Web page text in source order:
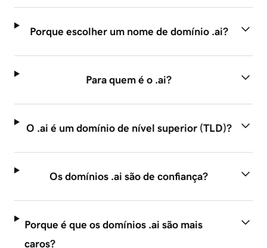
Porque escolher um nome de domínio .ai?
Para quem é o .ai?
O .ai é um domínio de nível superior (TLD)?
Os domínios .ai são de confiança?
Porque é que os domínios .ai são mais
caros?